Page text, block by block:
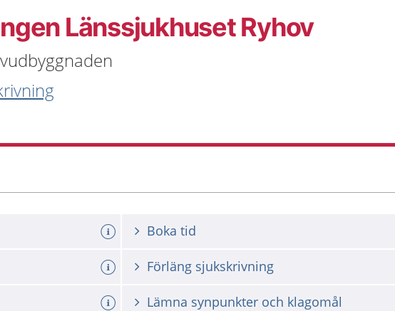
Länssjukhuset Ryhov
Boka tid
Förläng sjukskrivning
Lämna synpunkter och klagomål